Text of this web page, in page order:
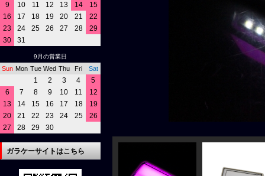
9
10 11 12 13 14
15
16
17 18 19 20 21
22
23
24 25 26 27 28
29
30
31
9月の営業日
Sun Mon Tue Wed Thu Fri Sat
1 2 3 4
5
6
7 8 9 10 11
12
13
14 15 16 17 18
19
20
21 22 23 24 25
26
27
28 29 30
ガラケーサイトはこちら